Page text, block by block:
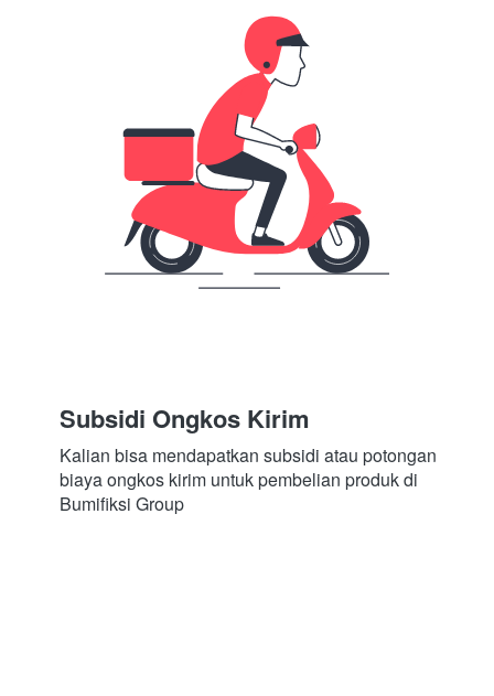
Subsidi Ongkos Kirim
Kalian bisa mendapatkan subsidi atau potongan
biaya ongkos kirim untuk pembelian produk di
Bumifiksi Group